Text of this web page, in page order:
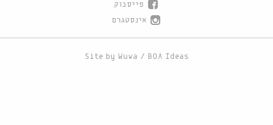
פייסבוק
אינסטגרם
Site by Wuwa / BOA Ideas